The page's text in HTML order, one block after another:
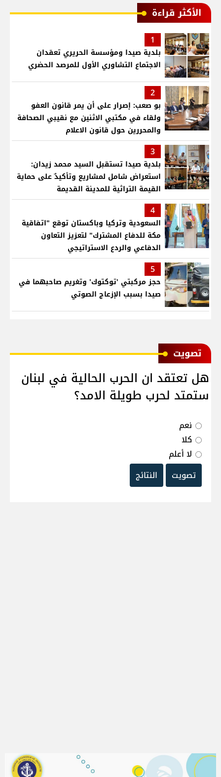
الأكثر قراءة
1
بلدية صيدا ومؤسسة الحريري تعقدان
الاجتماع التشاوري الأول للمرصد الحضري
2
بو صعب: إصرار على أن يمر قانون العفو
ولقاء في مكتبي الاثنين مع نقيبي الصحافة
والمحررين حول قانون الاعلام
3
بلدية صيدا تستقبل السيد محمد زيدان:
استعراض شامل لمشاريع وتأكيدٌ على حماية
القيمة التراثية للمدينة القديمة
4
السعودية وتركيا وباكستان توقع "اتفاقية
مكة للدفاع المشترك" لتعزيز التعاون
الدفاعي والردع الاستراتيجي
5
حجز مركبتي 'توكتوك' وتغريم صاحبهما في
صيدا بسبب الإزعاج الصوتي
ﺗﺼﻮﻳﺖ
هل تعتقد ان الحرب الحالية في لبنان
ستمتد لحرب طويلة الامد؟
نعم
كلا
لا أعلم
تصويت
النتائج